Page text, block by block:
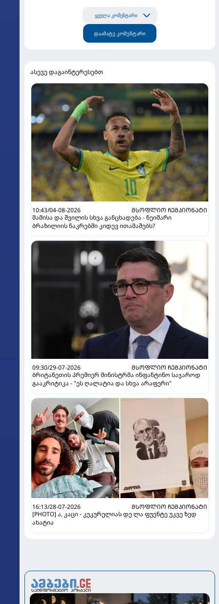
ყველა კომენტარი
დაამატე კომენტარი
ასევე დაგაინტერესებთ
10:43/04-08-2026
ᲛᲡᲝᲤᲚᲘᲝ ᲩᲔᲛᲞᲘᲝᲜᲐᲢᲘ
მამისა და შვილის სხვა განცხადება - ნეიმარი
ბრაზილიის ნაკრებში კიდევ ითამაშებს?
09:30/29-07-2026
ᲛᲡᲝᲤᲚᲘᲝ ᲩᲔᲛᲞᲘᲝᲜᲐᲢᲘ
ბრიტანეთის პრემიერ მინისტრმა ინფანტინო საჯაროდ
გააკრიტიკა - "ეს ღალატია და სხვა არაფერი"
16:13/28-07-2026
ᲛᲡᲝᲤᲚᲘᲝ ᲩᲔᲛᲞᲘᲝᲜᲐᲢᲘ
[PHOTO] ა, კაცი - კუკურელიას დე ლა ფუენტე უკვე ზედ
ახატია